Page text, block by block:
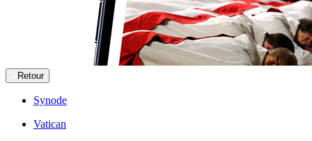
Retour
Synode
Vatican